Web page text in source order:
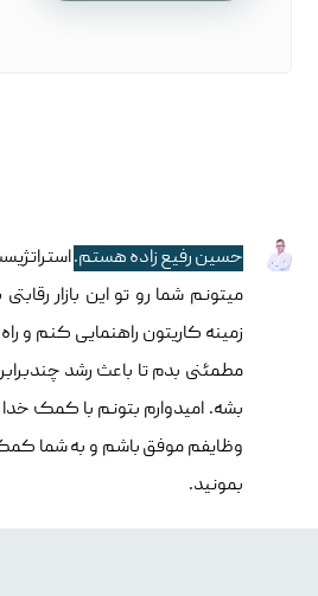
حسین رفیع زاده هستم.
میتونم شما رو تو این بازار
زمینه کاریتون راهنمایی کنم و
مطمئنی بدم تا باعث رشد
بشه. امیدوارم بتونم با کمک
وظایفم موفق باشم و به شما
بمونید.